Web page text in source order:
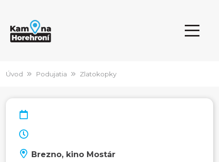
Úvod Podujatia Zlatokopky
Brezno, kino Mostár